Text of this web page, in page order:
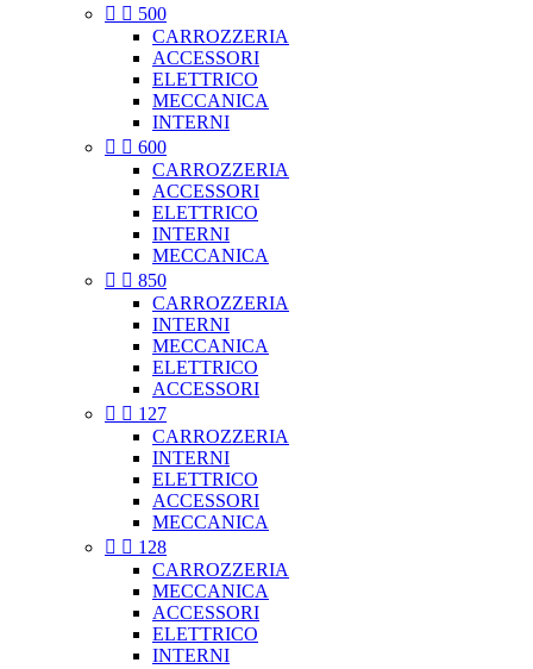
  500
CARROZZERIA
ACCESSORI
ELETTRICO
MECCANICA
INTERNI
  600
CARROZZERIA
ACCESSORI
ELETTRICO
INTERNI
MECCANICA
  850
CARROZZERIA
INTERNI
MECCANICA
ELETTRICO
ACCESSORI
  127
CARROZZERIA
INTERNI
ELETTRICO
ACCESSORI
MECCANICA
  128
CARROZZERIA
MECCANICA
ACCESSORI
ELETTRICO
INTERNI